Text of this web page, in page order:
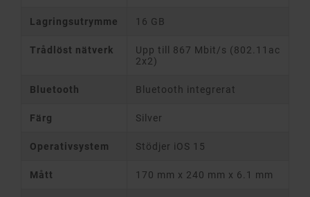
Lagringsutrymme 16 GB
Trådlöst nätverk
Upp till 867 Mbit/s (802.11ac
2x2)
Bluetooth Bluetooth integrerat
Färg Silver
Operativsystem Stödjer iOS 15
Mått 170 mm x 240 mm x 6.1 mm